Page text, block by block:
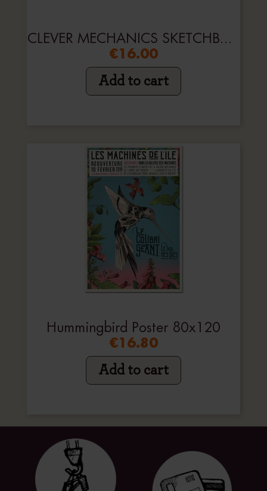
CLEVER MECHANICS SKETCHBOOK
€16.00
Add to cart
Hummingbird Poster 80x120
€16.80
Add to cart